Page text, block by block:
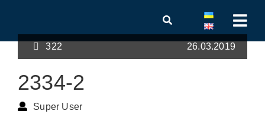
322 26.03.2019
2334-2
Super User